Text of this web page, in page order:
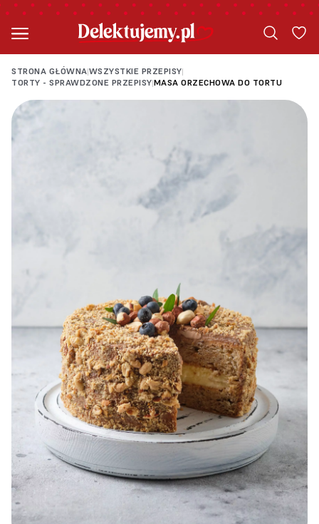
STRONA GŁÓWNA|WSZYSTKIE PRZEPISY|
TORTY - SPRAWDZONE PRZEPISY|MASA ORZECHOWA DO TORTU